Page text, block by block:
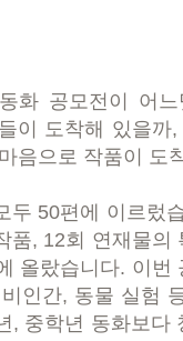
화 공모전이 어
이 도착해 있을까
음으로 작품이 도
두 50편에 이르렀
품, 12회 연재물의
올랐습니다. 이번
비인간, 동물 실험
, 중학년 동화보다